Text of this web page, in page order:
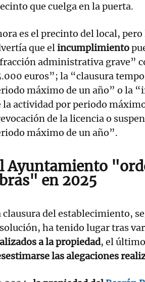
que cuelga en la puerta.
es el precinto del local,
que elincumplimiento
administrativa grave”
euros”; la “clausura
máximo de un año” o la
la actividad por periodo
de la licencia o
máximo de un año”.
Ayuntamiento
en 2025
clausura del establecimiento,
ha tenido lugar tras
a la propiedad, el
las alegaciones